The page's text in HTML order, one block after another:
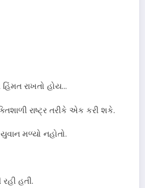
રાખતો હોય…
રાષ્ટ્ર તરીકે એક કરી શકે.
મળ્યો નહોતો.
રહી હતી.